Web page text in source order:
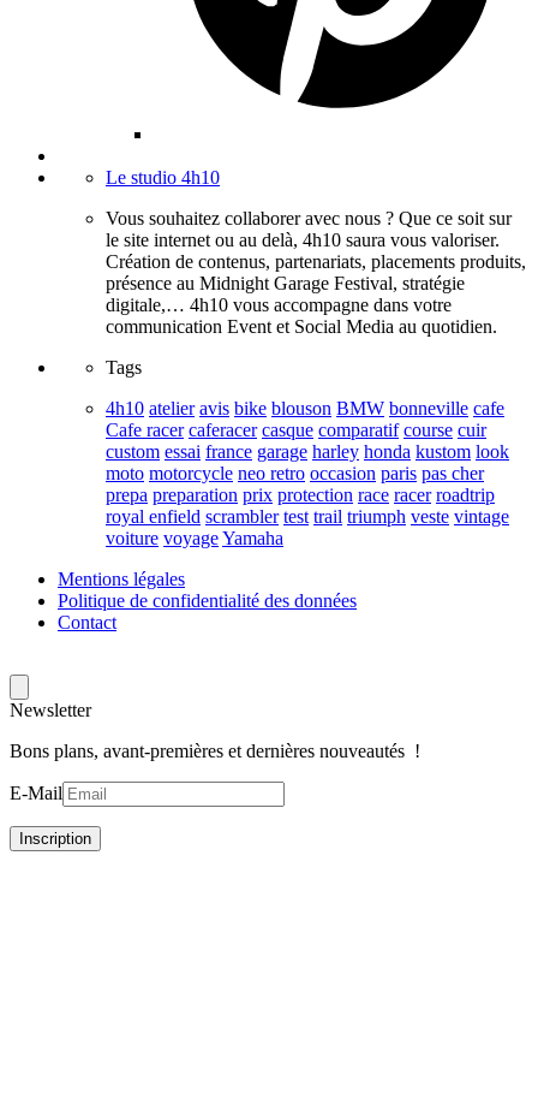
Le studio 4h10
Vous souhaitez collaborer avec nous ? Que ce soit sur
le site internet ou au delà, 4h10 saura vous valoriser.
Création de contenus, partenariats, placements produits,
présence au Midnight Garage Festival, stratégie
digitale,… 4h10 vous accompagne dans votre
communication Event et Social Media au quotidien.
Tags
4h10 atelier avis bike blouson BMW bonneville cafe
Cafe racer caferacer casque comparatif course cuir
custom essai france garage harley honda kustom look
moto motorcycle neo retro occasion paris pas cher
prepa preparation prix protection race racer roadtrip
royal enfield scrambler test trail triumph veste vintage
voiture voyageYamaha
Mentions légales
Politique de confidentialité des données
Contact
Newsletter
Bons plans, avant-premières et dernières nouveautés !
E-Mail
Inscription